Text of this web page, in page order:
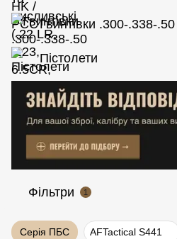
Гвинтівки .300-.338-.50
Пістолети
Фільтри 1
Серія ПБС AFTactical S441